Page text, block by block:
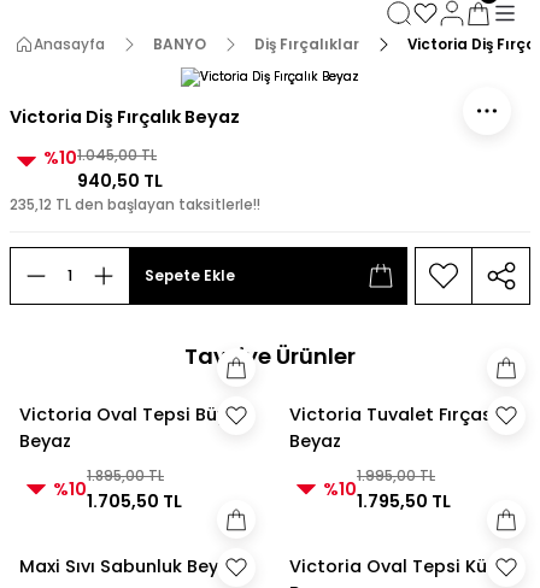
3000 TL ve Üzeri Alışverişlerde Kargo Bedava! 2
3000 TL ve Üzeri Alışverişlerde Kargo Bedava!
3000 TL ve Üzeri Alışverişlerde Kargo Bedava!
Anasayfa BANYO Diş Fırçalıklar Victoria Diş
Victoria Diş Fırçalık Beyaz
%101.045,00 TL
940,50 TL
235,12 TL den başlayan taksitlerle!!
Sepete Ekle
Tavsiye Ürünler
Victoria Oval Tepsi Büyük
Beyaz
%10
1.895,00 TL
1.705,50 TL
Victoria Tuvalet Fırçası
Beyaz
%10
1.995,00 TL
1.795,50 TL
Maxi Sıvı Sabunluk Beyaz
Victoria Oval Tepsi Küçük